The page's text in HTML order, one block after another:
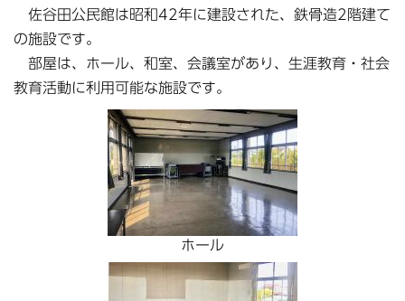
佐谷田公民館は昭和42年に建設された、鉄骨造2階建て
の施設です。
部屋は、ホール、和室、会議室があり、生涯教育・社会
教育活動に利用可能な施設です。
ホール